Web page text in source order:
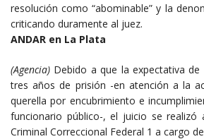
resolución como “abominable” y la
criticando duramente al juez.
ANDAR en La Plata
(Agencia) Debido a que la expectativa
tres años de prisión -en atención a la
querella por encubrimiento e
funcionario público-, el juicio se realizó
Criminal Correccional Federal 1 a cargo